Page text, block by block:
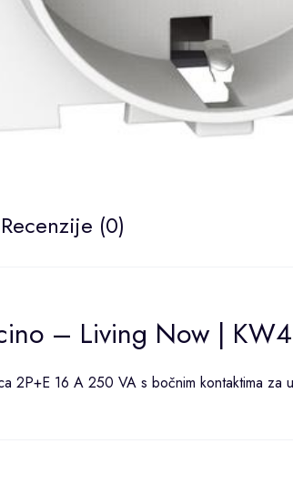
Recenzije (0)
– Living Now |
2P+E 16 A 250 VA s bočnim kontaktima za